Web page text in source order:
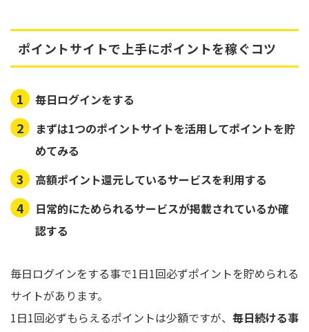
ポイントサイトで上手にポイントを稼ぐコツ
毎日ログインをする
まずは1つのポイントサイトを活用してポイントを貯
めてみる
高額ポイント還元しているサービスを利用する
日常的にためられるサービスが掲載されているか確
認する
毎日ログインをする事で1日1回必ずポイントを貯められる
サイトがあります。
1日1回必ずもらえるポイントは少額ですが、 毎日続ける事